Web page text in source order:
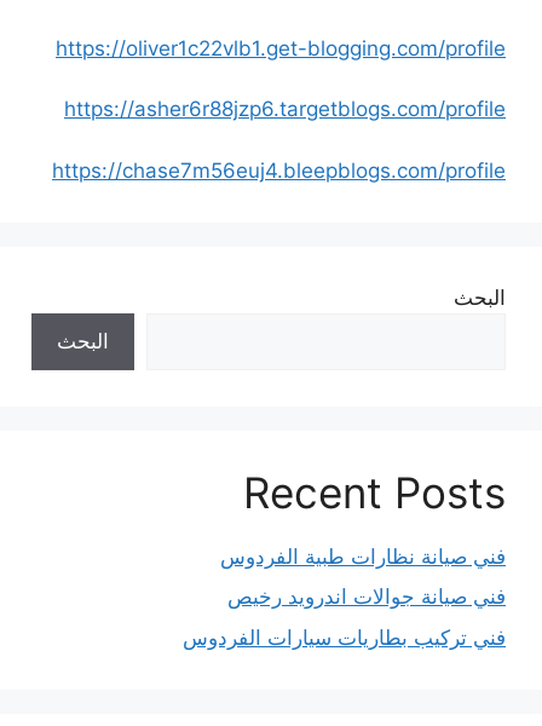
https://oliver1c22vlb1.get-blogging.com/profile
https://asher6r88jzp6.targetblogs.com/profile
https://chase7m56euj4.bleepblogs.com/profile
البحث
البحث
Recent Posts
فني صيانة نظارات طبية الفردوس
فني صيانة جوالات اندرويد رخيص
فني تركيب بطاريات سيارات الفردوس